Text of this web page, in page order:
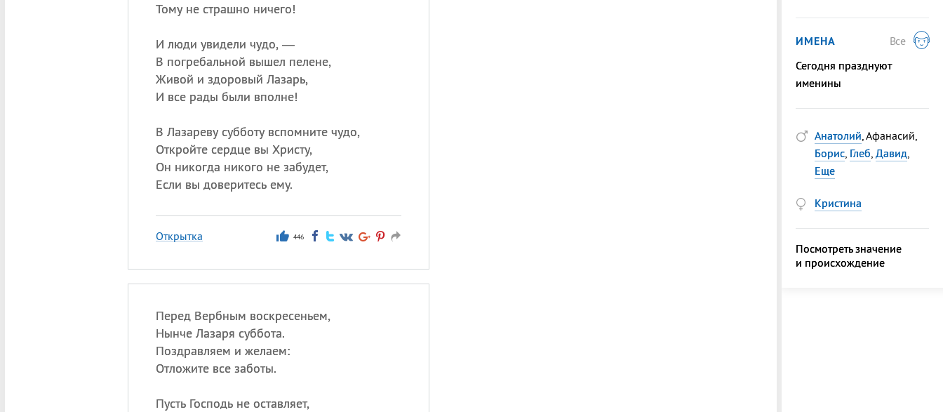
Тому не страшно ничего!
И люди увидели чудо, —
В погребальной вышел пелене,
Живой и здоровый Лазарь,
И все рады были вполне!
В Лазареву субботу вспомните чудо,
Откройте сердце вы Христу,
Он никогда никого не забудет,
Если вы доверитесь ему.
Открытка 446
Перед Вербным воскресеньем,
Нынче Лазаря суббота.
Поздравляем и желаем:
Отложите все заботы.
Пусть Господь не оставляет,
ИМЕНА
Все
Сегодня празднуют
именины
Анатолий, Афанасий,
Борис, Глеб, Давид,
Еще
Кристина
Посмотреть значение
и происхождение